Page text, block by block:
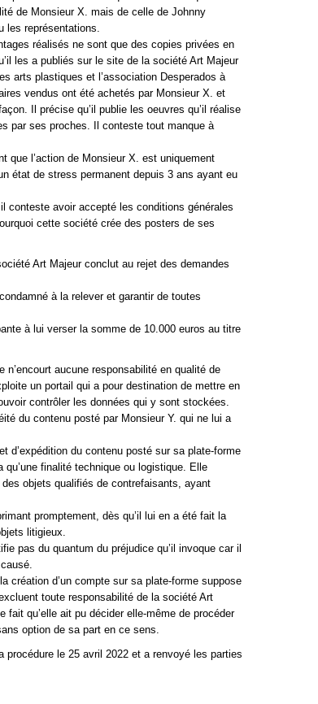
de Monsieur X. mais de celle de Johnny
les représentations.
réalisés ne sont que des copies privées en
les a publiés sur le site de la société Art Majeur
arts plastiques et l’association Desperados à
vendus ont été achetés par Monsieur X. et
Il précise qu’il publie les oeuvres qu’il réalise
par ses proches. Il conteste tout manque à
que l’action de Monsieur X. est uniquement
état de stress permanent depuis 3 ans ayant eu
conteste avoir accepté les conditions générales
cette société crée des posters de ses
Art Majeur conclut au rejet des demandes
à la relever et garantir de toutes
à lui verser la somme de 10.000 euros au titre
n’encourt aucune responsabilité en qualité de
un portail qui a pour destination de mettre en
contrôler les données qui y sont stockées.
du contenu posté par Monsieur Y. qui ne lui a
d’expédition du contenu posté sur sa plate-forme
qu’une finalité technique ou logistique. Elle
des objets qualifiés de contrefaisants, ayant
promptement, dès qu’il lui en a été fait la
litigieux.
pas du quantum du préjudice qu’il invoque car il
création d’un compte sur sa plate-forme suppose
toute responsabilité de la société Art
qu’elle ait pu décider elle-même de procéder
option de sa part en ce sens.
le 25 avril 2022 et a renvoyé les parties